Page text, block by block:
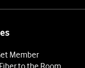
Member
to the Room